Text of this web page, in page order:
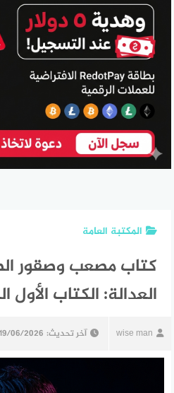
المكتبة العامة
كتاب مصعب وصقور
العدالة: الكتاب الأول
wise man آخر تحديث: 19/06/2026